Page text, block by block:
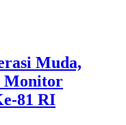
Muda,
Monitor
81 RI